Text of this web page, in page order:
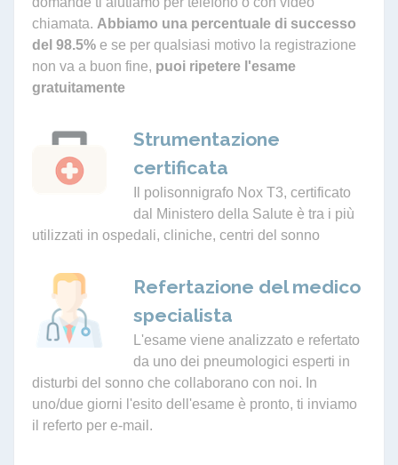
chiamata. Abbiamo una percentuale di successo
del 98.5% e se per qualsiasi motivo la registrazione
non va a buon fine, puoi ripetere l'esame
gratuitamente
Strumentazione
certificata
Il polisonnigrafo Nox T3, certificato
dal Ministero della Salute è tra i più
utilizzati in ospedali, cliniche, centri del sonno
Refertazione del medico
specialista
L'esame viene analizzato e refertato
da uno dei pneumologici esperti in
disturbi del sonno che collaborano con noi. In
uno/due giorni l'esito dell'esame è pronto, ti inviamo
il referto per e-mail.